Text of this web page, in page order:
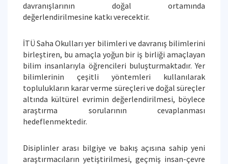
davranışlarının doğal ortamında
değerlendirilmesine katkı verecektir.
İTÜ Saha Okulları yer bilimleri ve davranış bilimlerini
birleştiren, bu amaçla yoğun bir iş birliği amaçlayan
bilim insanlarıyla öğrencileri buluşturmaktadır. Yer
bilimlerinin çeşitli yöntemleri kullanılarak
toplulukların karar verme süreçleri ve doğal süreçler
altında kültürel evrimin değerlendirilmesi, böylece
araştırma sorularının cevaplanması
hedeflenmektedir.
Disiplinler arası bilgiye ve bakış açısına sahip yeni
araştırmacıların yetiştirilmesi, geçmiş insan-çevre